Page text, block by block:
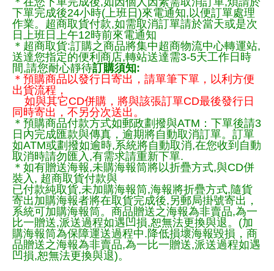
下單完成後24小時(上班日)來電通知,以便訂單處理
作業。超商取貨付款,如需取消訂單請於當天或是次
日上班日上午12時前來電通知
＊超商取貨:訂購之商品將集中超商物流中心轉運站,
送達您指定的便利商店,轉站送達需3-5天工作日時
間,請您耐心靜待訂購須知:
＊預購商品以發行日寄出，請單筆下單，以利方便
出貨流程，
如與其它CD併購，將與該張訂單CD最後發行日
同時寄出，不另分次送出。
＊預購商品付款方式如郵政劃撥與ATM：下單後請3
日內完成匯款與傳真，逾期將自動取消訂單。訂單
如ATM或劃撥如逾時,系統將自動取消,在您收到自動
取消時請勿匯入,有需求請重新下單.
＊如有贈送海報,未購海報筒將以折疊方式,與CD併
裝入, 超商取貨付款與
已付款純取貨,未加購海報筒,海報將折疊方式,隨貨
寄出加購海報者將在取貨完成後,另郵局掛號寄出，
系統可加購海報筒。商品贈送之海報為非賣品,為一
比一贈送,派送過程如遇凹損,恕無法更換與退。(加
購海報筒為保障運送過程中.降低損壞海報毀損，商
品贈送之海報為非賣品,為一比一贈送,派送過程如遇
凹損,恕無法更換與退)。